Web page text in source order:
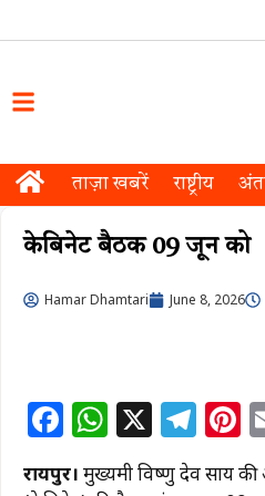
ताज़ा खबरें राष्ट्रीय
केबिनेट बैठक 09 जून को
Hamar Dhamtari June 8, 2026
F W
h
X T
n
रायपुर। मुख्यमंत्री विष्णु देव साय की